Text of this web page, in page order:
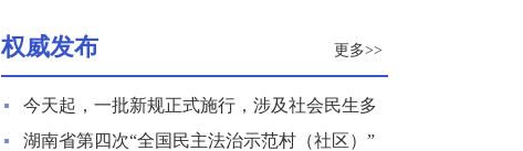
权威发布 更多>>
今天起，一批新规正式施行，涉及社会民生多
个领域
湖南省第四次“全国民主法治示范村（社区）”